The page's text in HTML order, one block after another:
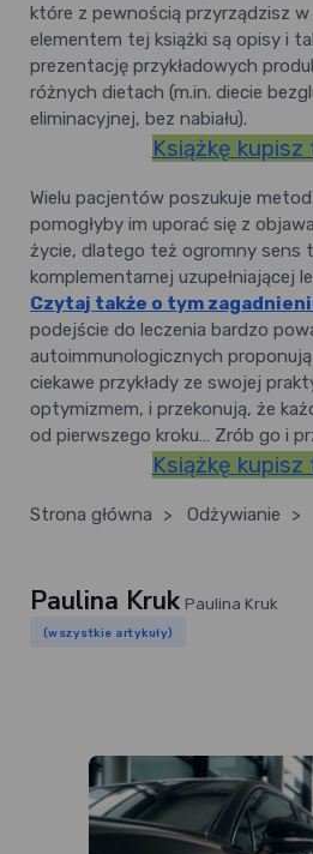
które z pewnością przyrządzisz w
elementem tej książki są opisy i
prezentację przykładowych
różnych dietach (m.in. diecie
eliminacyjnej, bez nabiału).
Książkę kupisz
Wielu pacjentów poszukuje
pomogłyby im uporać się z
życie, dlatego też ogromny sens
komplementarnej uzupełniającej
Czytaj także o tym
podejście do leczenia bardzo
autoimmunologicznych
ciekawe przykłady ze swojej
optymizmem, i przekonują, że
od pierwszego kroku… Zrób go i
Książkę kupisz
Strona główna > Odżywianie >
Paulina Kruk Paulina Kruk
(wszystkie artykuły)